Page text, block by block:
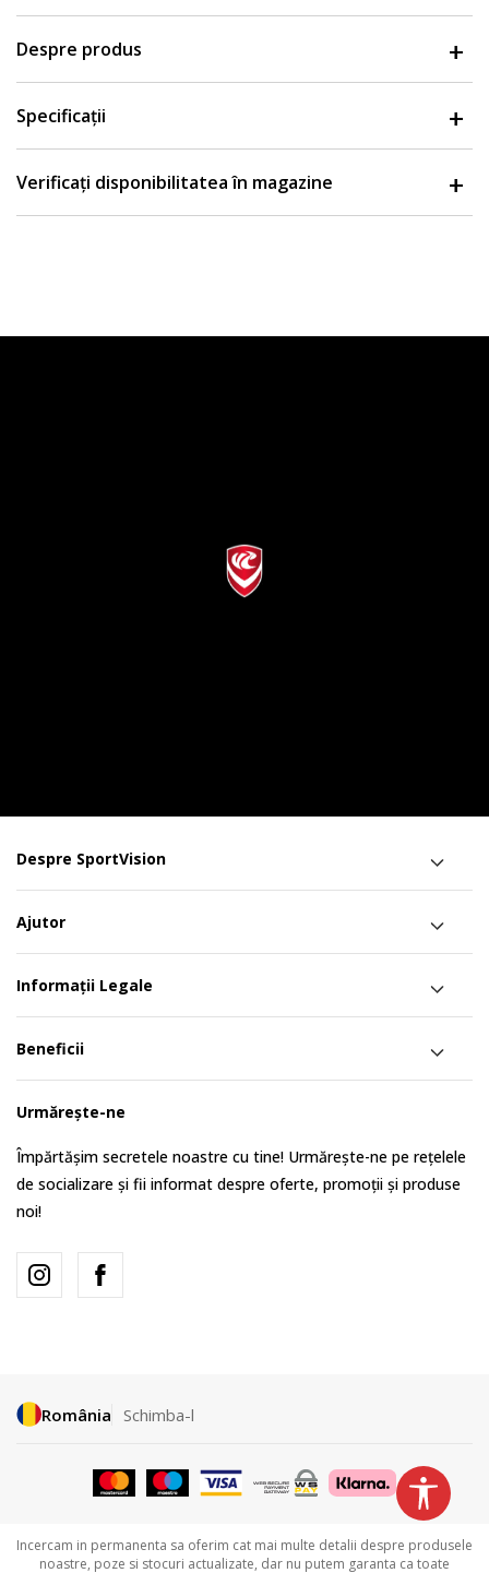
Despre produs
Specificații
Verificați disponibilitatea în magazine
Despre SportVision
Ajutor
Informații Legale
Beneficii
Urmărește-ne
Împărtășim secretele noastre cu tine! Urmărește-ne pe rețelele
de socializare și fii informat despre oferte, promoții și produse
noi!
România Schimba-l
Incercam in permanenta sa oferim cat mai multe detalii despre produsele
noastre, poze si stocuri actualizate, dar nu putem garanta ca toate